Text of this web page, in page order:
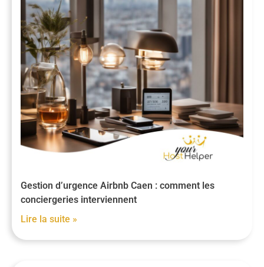
Gestion d’urgence Airbnb Caen : comment les
conciergeries interviennent
Lire la suite »